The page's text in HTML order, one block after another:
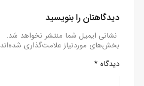
دیدگاهتان را بنویسید
نشانی ایمیل شما منتشر نخواهد شد.
بخش‌های موردنیاز علامت‌گذاری شده‌اند
دیدگاه *